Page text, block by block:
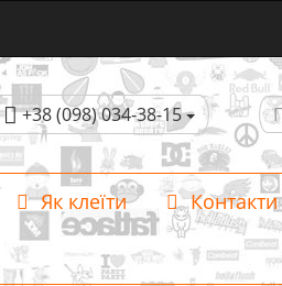
+38 (098) 034-38-15
Як клеїти Контакти